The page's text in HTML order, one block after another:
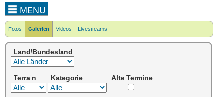
MENU
Fotos Galerien Videos Livestreams
Land/Bundesland
Terrain Kategorie Alte Termine